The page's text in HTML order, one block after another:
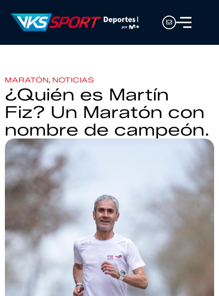
MARATÓN, NOTICIAS
¿Quién es Martín
Fiz? Un Maratón con
nombre de campeón.